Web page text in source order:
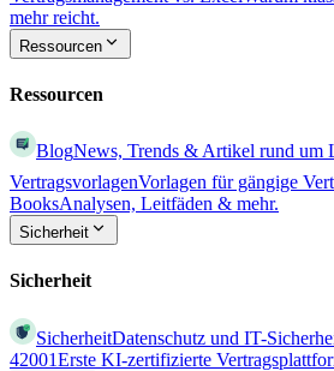
mehr reicht.
Ressourcen
Ressourcen
BlogNews, Trends & Artikel rund um
VertragsvorlagenVorlagen für gängige
BooksAnalysen, Leitfäden & mehr.
Sicherheit
Sicherheit
SicherheitDatenschutz und IT-
42001Erste KI-zertifizierte